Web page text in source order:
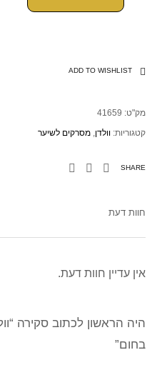
ADD TO WISHLIST
מק"ט: 41659
קטגוריות: וולדן, מסרקים לשיער
SHARE
חוות דעת
אין עדיין חוות דעת.
היה הראשון לכתוב סקירה
בחום”